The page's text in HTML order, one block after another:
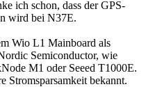
ich schon, dass der GPS-
wird bei N37E.
Wio L1 Mainboard als
Semiconductor, wie
M1 oder Seeed T1000E.
bekannt.